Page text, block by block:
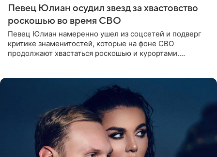
Певец Юлиан осудил звезд за хвастовство
роскошью во время СВО
Певец Юлиан намеренно ушел из соцсетей и подверг
критике знаменитостей, которые на фоне СВО
продолжают хвастаться роскошью и курортами.